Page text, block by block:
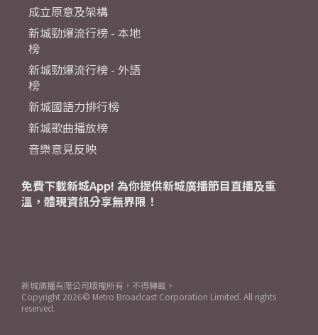
成立原意及架構
新城勁爆流行榜 - 本地
榜
新城勁爆流行榜 - 外語
榜
新城國語力排行榜
新城歌曲播放榜
音樂意見反映
免費下載新城App! 為你提供新城廣播節目直播及重
溫，體現資訊分享無界限！
新城廣播有限公司版權所有，不得轉載。
Copyright 2026© Metro Broadcast Corporation Limited. All rights
reserved.